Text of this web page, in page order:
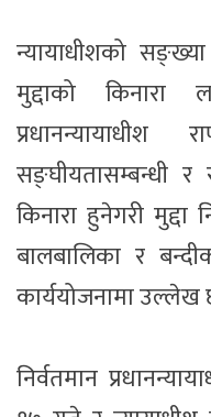
न्यायाधीशको
मुद्दाको
प्रधानन्यायाधीश
सङ्घीयतासम्बन्धी र
किनारा हुनेगरी
बालबालिका र
कार्ययोजनामा उल्लेख
निर्वतमान